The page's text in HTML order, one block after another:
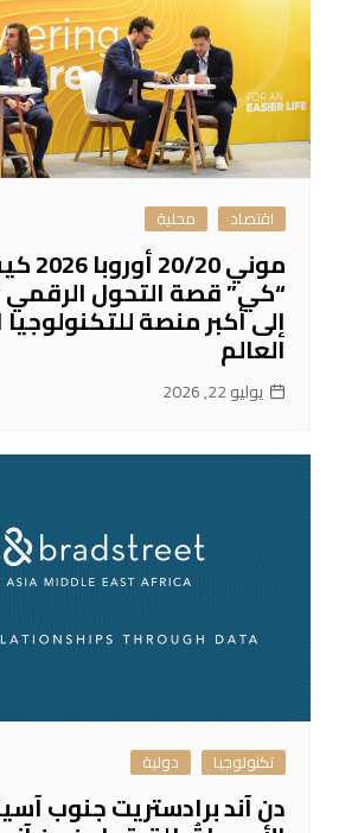
اقتصاد محلية
موني
“كي” قصة التحول الرقمي
إلى أكبر منصة
العالم
يوليو 22, 2026
تكنولوجيا دولية
دن آند برادستريت جنوب